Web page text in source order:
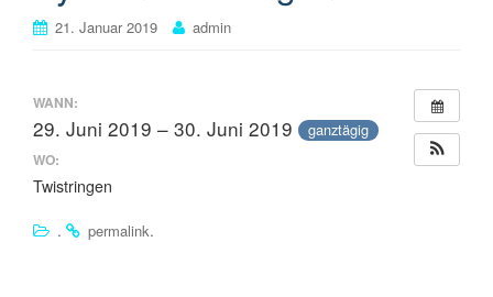
21. Januar 2019 admin
WANN:
29. Juni 2019 – 30. Juni 2019 ganztägig
WO:
Twistringen
.
permalink.